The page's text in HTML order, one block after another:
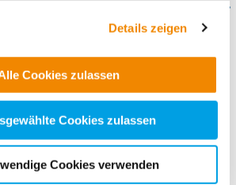
Sie in unseren
und in unsererCookie-
Zwecke aktiviert sind, müssen Sie
auswählen. Sie können mittels
über Ihre Einwilligung für diese
und Ihre erteilte Einwilligung stets
Bitte beachten Sie: Ihre
zur Bereitstellung der von Ihnen
Details zeigen
Cookies zulassen
Cookies zulassen
Cookies verwenden